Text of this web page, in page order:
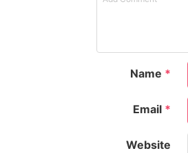
Name *
Email *
Website